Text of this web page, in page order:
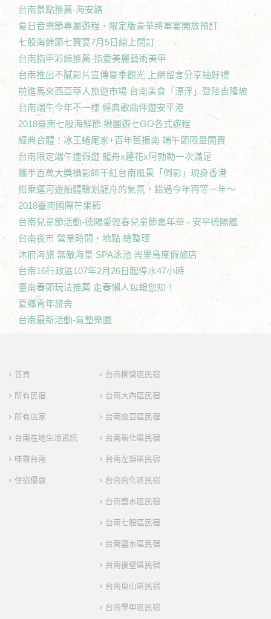
台南景點推薦-海安路
夏日音樂節專屬遊程‧限定版豪華將軍宴開放預訂
七股海鮮節七寶宴7月5日線上開訂
台南指甲彩繪推薦-指愛美麗藝術美甲
台南推出不膩影片宣傳夏季觀光 上網留言分享抽好禮
前進馬來西亞華人旅遊市場 台南美食「漂浮」登陸吉隆坡
台南端午今年不一樣 經典歌曲伴遊安平港
2018臺南七股海鮮節 揪團遊七GO各式遊程
經典合體！冰王蜷尾家+百年舊振南 端午節限量開賣
台南限定端午連假遊 龍舟x蓮花x阿勃勒一次滿足
攜手百萬大獎攝影師千紅台南風景「倒影」現身香港
搭乘運河遊船體驗划龍舟的氣氛，錯過今年再等一年～
2018臺南國際芒果節
台南兒童節活動-德陽愛輕春兒童節嘉年華 - 安平德陽艦
台南夜市 營業時間、地點 總整理
沐府海旅 無敵海景 SPA泳池 峇里島度假旅店
台南16行政區107年2月26日起停水47小時
臺南春節玩法推薦 走春懶人包報您知！
夏鄉青年旅舍
台南最新活動-氣墊樂園
首頁
所有民宿
所有店家
台南在地生活資訊
哇靠台南
住宿優惠
台南柳營區民宿
台南大內區民宿
台南麻豆區民宿
台南新化區民宿
台南左鎮區民宿
台南南化區民宿
台南鹽水區民宿
台南七股區民宿
台南鹽水區民宿
台南後壁區民宿
台南東山區民宿
台南學甲區民宿